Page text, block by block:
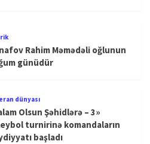
Rahim Məmədəli oğlunun
günüdür
dünyası
Olsun Şəhidlərə – 3»
turnirinə komandaların
başladı